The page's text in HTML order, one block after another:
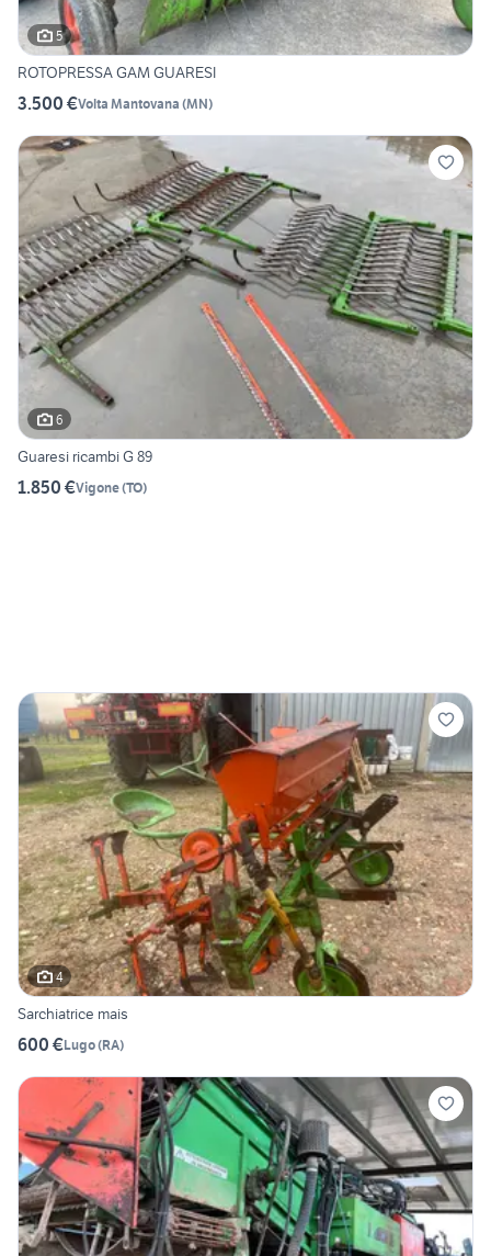
5
ROTOPRESSA GAM GUARESI
3.500 €Volta Mantovana (MN)
6
Guaresi ricambi G 89
1.850 €Vigone(TO)
4
Sarchiatrice mais
600 €Lugo(RA)